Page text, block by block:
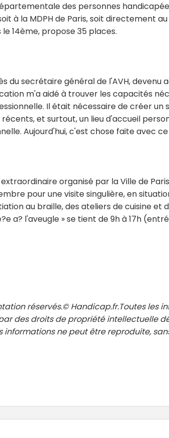
des personnes
à la MDPH de Paris, soit directement au
14ème, propose 35 places.
du secrétaire général de l'AVH, devenu
m'a aidé à trouver les capacités
Il était nécessaire de créer un
et surtout, un lieu d'accueil
Aujourd'hui, c'est chose faite avec ce
organisé par la Ville de
pour une visite singulière, en
au braille, des ateliers de cuisine et
a? l'aveugle » se tient de 9h à 17h
réservés.© Handicap.fr.Toutes les
des droits de propriété intellectuelle
informations ne peut être reproduite,